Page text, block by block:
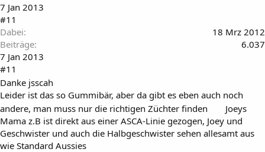
7 Jan 2013
#11
Dabei
18 Mrz 2012
Beiträge
6.037
7 Jan 2013
#11
Danke jsscah
Leider ist das so Gummibär, aber da gibt es eben auch noch
andere, man muss nur die richtigen Züchter finden
Joeys
Mama z.B ist direkt aus einer ASCA-Linie gezogen, Joey und
Geschwister und auch die Halbgeschwister sehen allesamt aus
wie Standard Aussies